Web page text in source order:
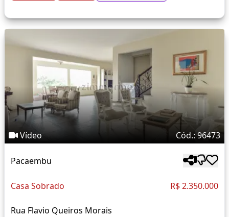
Vídeo Cód.: 96473
Pacaembu
Casa Sobrado R$ 2.350.000
Rua Flavio Queiros Morais